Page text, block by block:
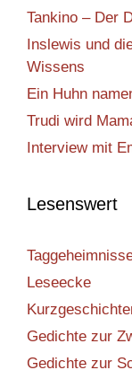
Tankino – Der
Inslewis und
Wissens
Ein Huhn
Trudi wird
Interview mit
Lesenswert
Leseecke
Gedichte zur
Gedichte zur